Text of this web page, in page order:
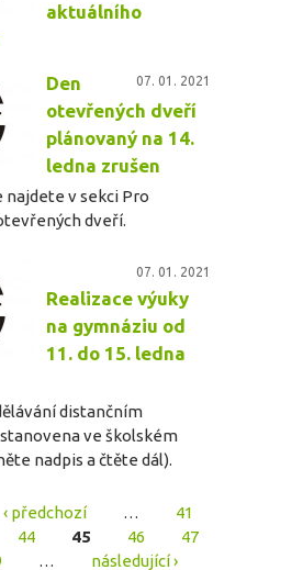
aktuálního
07. 01. 2021
Den
otevřených dveří
plánovaný na 14.
ledna zrušen
v sekci Pro
dveří.
07. 01. 2021
Realizace výuky
na gymnáziu od
11. do 15. ledna
distančním
ve školském
nadpis a čtěte dál).
‹ předchozí
41
44 45 46
47
následující ›